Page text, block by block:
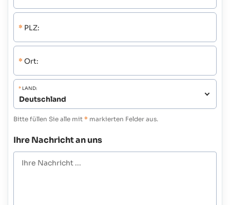
* PLZ:
* Ort:
* LAND:
Bitte füllen Sie alle mit * markierten Felder aus.
Ihre Nachricht an uns